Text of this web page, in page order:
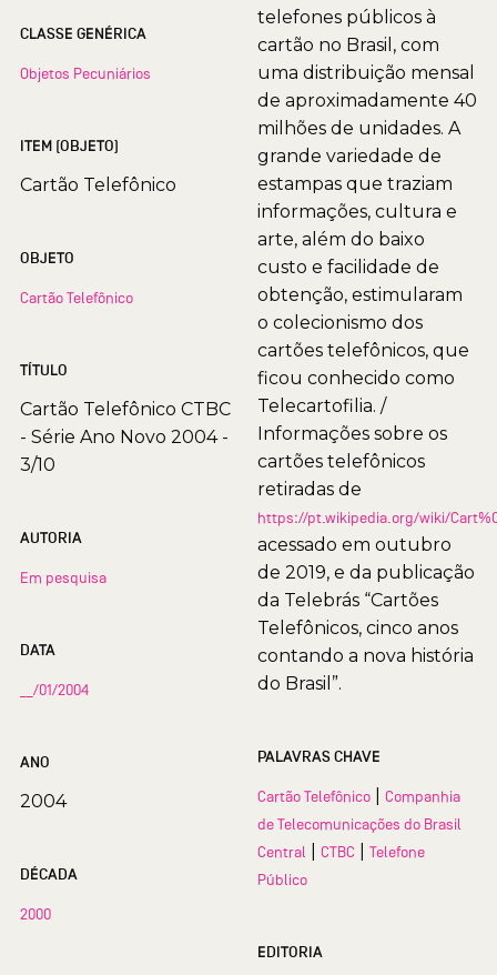
CLASSE GENÉRICA
Objetos Pecuniários
ITEM (OBJETO)
Cartão Telefônico
OBJETO
Cartão Telefônico
TÍTULO
Cartão Telefônico CTBC
- Série Ano Novo 2004 -
3/10
AUTORIA
Em pesquisa
DATA
__/01/2004
ANO
2004
DÉCADA
2000
telefones públicos à
cartão no Brasil, com
uma distribuição mensal
de aproximadamente 40
milhões de unidades. A
grande variedade de
estampas que traziam
informações, cultura e
arte, além do baixo
custo e facilidade de
obtenção, estimularam
o colecionismo dos
cartões telefônicos, que
ficou conhecido como
Telecartofilia. /
Informações sobre os
cartões telefônicos
retiradas de
https://pt.wikipedia.org/wiki/
acessado em outubro
de 2019, e da publicação
da Telebrás “Cartões
Telefônicos, cinco anos
contando a nova história
do Brasil”.
PALAVRAS CHAVE
Cartão Telefônico
Companhia
de Telecomunicações do Brasil
Central
CTBC
Telefone
Público
EDITORIA